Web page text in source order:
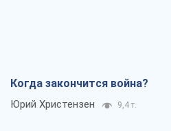
Когда закончится война?
Юрий Христензен 9,4 т.